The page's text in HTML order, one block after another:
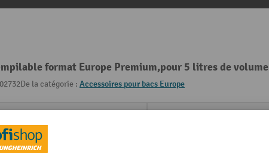
format Europe Premium,pour 5 litres de volume
De la catégorie : Accessoires pour bacs Europe
amovible